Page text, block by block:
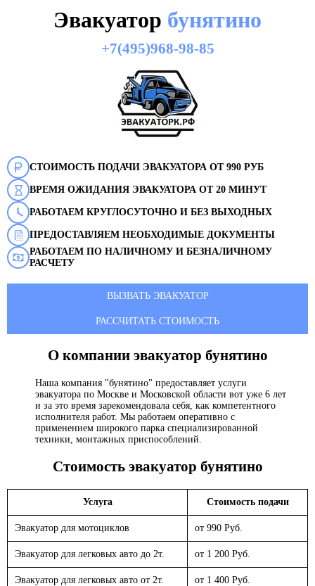
Эвакуатор бунятино
+7(495)968-98-85
СТОИМОСТЬ ПОДАЧИ ЭВАКУАТОРА ОТ 990 РУБ
ВРЕМЯ ОЖИДАНИЯ ЭВАКУАТОРА ОТ 20 МИНУТ
РАБОТАЕМ КРУГЛОСУТОЧНО И БЕЗ ВЫХОДНЫХ
ПРЕДОСТАВЛЯЕМ НЕОБХОДИМЫЕ ДОКУМЕНТЫ
РАБОТАЕМ ПО НАЛИЧНОМУ И БЕЗНАЛИЧНОМУ
РАСЧЕТУ
ВЫЗВАТЬ ЭВАКУАТОР
РАССЧИТАТЬ СТОИМОСТЬ
О компании эвакуатор бунятино
Наша компания "бунятино" предоставляет услуги
эвакуатора по Москве и Московской области вот уже 6 лет
и за это время зарекомендовала себя, как компетентного
исполнителя работ. Мы работаем оперативно с
применением широкого парка специализированной
техники, монтажных приспособлений.
Стоимость эвакуатор бунятино
Услуга Стоимость подачи
Эвакуатор для мотоциклов от 990 Руб.
Эвакуатор для легковых авто до 2т. от 1 200 Руб.
Эвакуатор для легковых авто от 2т. от 1 400 Руб.